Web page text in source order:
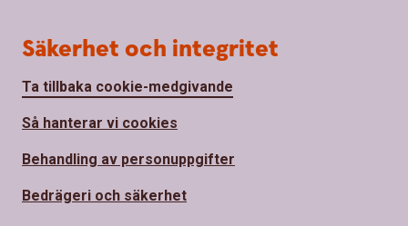
Säkerhet och integritet
Ta tillbaka cookie-medgivande
Så hanterar vi cookies
Behandling av personuppgifter
Bedrägeri och säkerhet